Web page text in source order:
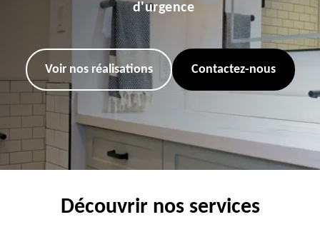
d'urgence
Voir nos réalisations Contactez-nous
Découvrir nos services